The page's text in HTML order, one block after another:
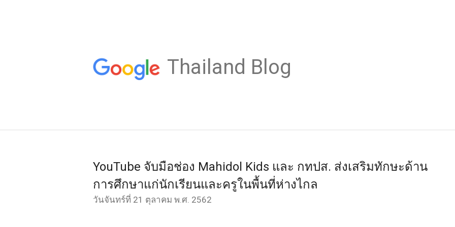
Thailand Blog
YouTube จับมือช่อง Mahidol Kids และ กทปส. ส่งเสริมทักษะด้าน
การศึกษาแก่นักเรียนและครูในพื้นที่ห่างไกล
วันจันทร์ที่ 21 ตุลาคม พ.ศ. 2562